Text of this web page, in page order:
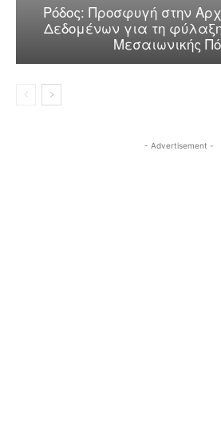
Ρόδος: Προσφυγή στην
Δεδομένων για τη
Μεσαιωνικής
- Advertisement -